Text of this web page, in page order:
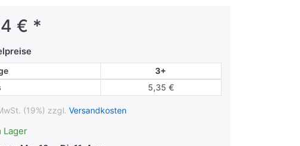
€ *
3+
5,35 €
(19%) zzgl. Versandkosten
Lager